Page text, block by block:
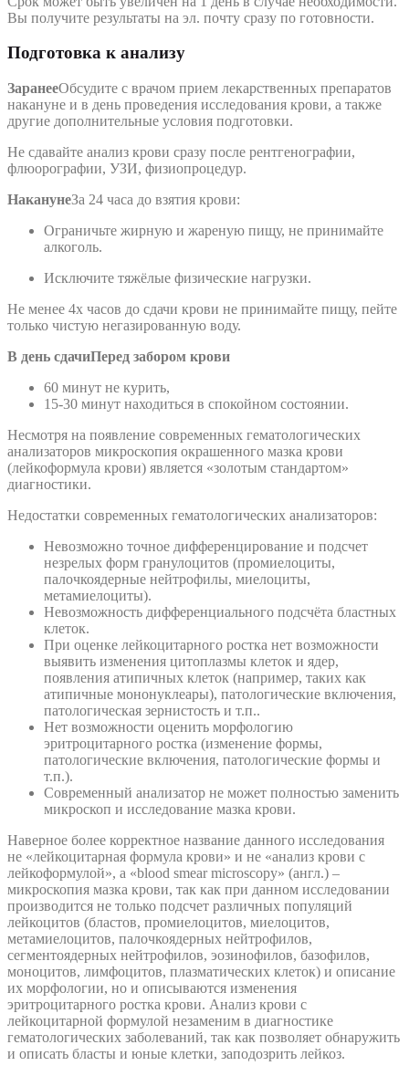
Вы получите результаты на эл. почту сразу по готовности.
Подготовка к анализу
ЗаранееОбсудите с врачом прием лекарственных препаратов
накануне и в день проведения исследования крови, а также
другие дополнительные условия подготовки.
Не сдавайте анализ крови сразу после рентгенографии,
флюорографии, УЗИ, физиопроцедур.
НаканунеЗа 24 часа до взятия крови:
Ограничьте жирную и жареную пищу, не принимайте
алкоголь.
Исключите тяжёлые физические нагрузки.
Не менее 4х часов до сдачи крови не принимайте пищу, пейте
только чистую негазированную воду.
В день сдачиПеред забором крови
60 минут не курить,
15-30 минут находиться в спокойном состоянии.
Несмотря на появление современных гематологических
анализаторов микроскопия окрашенного мазка крови
(лейкоформула крови) является «золотым стандартом»
диагностики.
Недостатки современных гематологических анализаторов:
Невозможно точное дифференцирование и подсчет
незрелых форм гранулоцитов (промиелоциты,
палочкоядерные нейтрофилы, миелоциты,
метамиелоциты).
Невозможность дифференциального подсчёта бластных
клеток.
При оценке лейкоцитарного ростка нет возможности
выявить изменения цитоплазмы клеток и ядер,
появления атипичных клеток (например, таких как
атипичные мононуклеары), патологические включения,
патологическая зернистость и т.п..
Нет возможности оценить морфологию
эритроцитарного ростка (изменение формы,
патологические включения, патологические формы и
т.п.).
Современный анализатор не может полностью заменить
микроскоп и исследование мазка крови.
Наверное более корректное название данного исследования
не «лейкоцитарная формула крови» и не «анализ крови с
лейкоформулой», а «blood smear microscopy» (англ.) –
микроскопия мазка крови, так как при данном исследовании
производится не только подсчет различных популяций
лейкоцитов (бластов, промиелоцитов, миелоцитов,
метамиелоцитов, палочкоядерных нейтрофилов,
сегментоядерных нейтрофилов, эозинофилов, базофилов,
моноцитов, лимфоцитов, плазматических клеток) и описание
их морфологии, но и описываются изменения
эритроцитарного ростка крови. Анализ крови с
лейкоцитарной формулой незаменим в диагностике
гематологических заболеваний, так как позволяет обнаружить
и описать бласты и юные клетки, заподозрить лейкоз.